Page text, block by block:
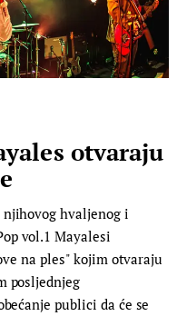
otvaraju
njihovog hvaljenog i
vol.1 Mayalesi
na ples" kojim otvaraju
posljednjeg
publici da će se